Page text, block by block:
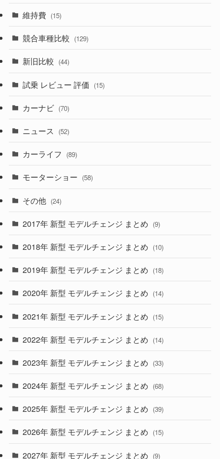
(357)
(328)
(194)
(230)
(253)
(85)
(84)
(222)
(50)
(43)
(6)
(9)
(4)
(30)
(27)
(58)
(28)
(27)
(26)
(33)
(10)
(35)
(10)
(9)
(22)
(4)
(9)
(4)
(3)
(3)
(5)
(1)
(5)
(7)
(5)
維持費 (15)
競合車種比較 (129)
新旧比較 (44)
試乗 レビュー 評価 (15)
カーナビ (70)
ニュース (52)
カーライフ (89)
モーターショー (58)
その他 (24)
2017年 新型 モデルチェンジ まとめ (9)
2018年 新型 モデルチェンジ まとめ (10)
2019年 新型 モデルチェンジ まとめ (18)
2020年 新型 モデルチェンジ まとめ (14)
2021年 新型 モデルチェンジ まとめ (15)
2022年 新型 モデルチェンジ まとめ (14)
2023年 新型 モデルチェンジ まとめ (33)
2024年 新型 モデルチェンジ まとめ (68)
2025年 新型 モデルチェンジ まとめ (39)
2026年 新型 モデルチェンジ まとめ (15)
2027年 新型 モデルチェンジ まとめ (9)